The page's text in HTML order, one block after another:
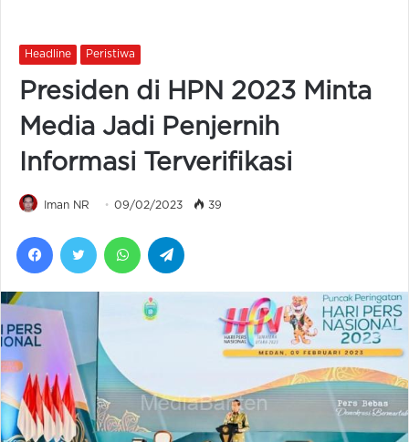
Headline Peristiwa
Presiden di HPN 2023 Minta
Media Jadi Penjernih
Informasi Terverifikasi
Iman NR 09/02/2023 39
FacebookTwitter WhatsApp